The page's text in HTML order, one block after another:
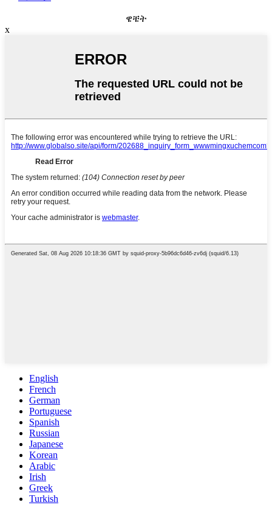
ዌቼት
x
English
French
German
Portuguese
Spanish
Russian
Japanese
Korean
Arabic
Irish
Greek
Turkish